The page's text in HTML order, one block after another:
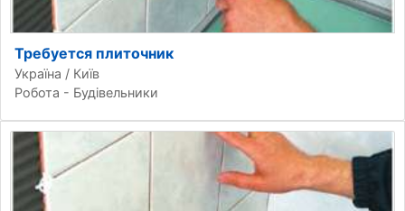
Требуется плиточник
Україна / Київ
Робота - Будівельники